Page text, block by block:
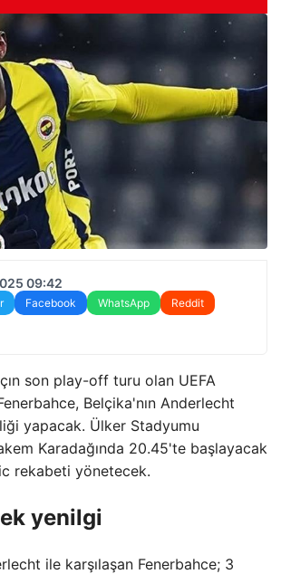
09:42
Facebook WhatsApp
Reddit
son play-off turu olan UEFA
Belçika'nın Anderlecht
yapacak. Ülker Stadyumu
Karadağında 20.45'te başlayacak
rekabeti yönetecek.
yenilgi
ile karşılaşan Fenerbahce; 3